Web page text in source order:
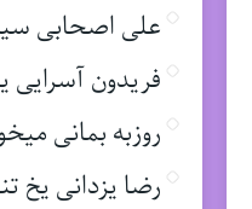
علی اصحابی
فریدون آسرایی
روزبه بمانی
رضا یزدانی یخ